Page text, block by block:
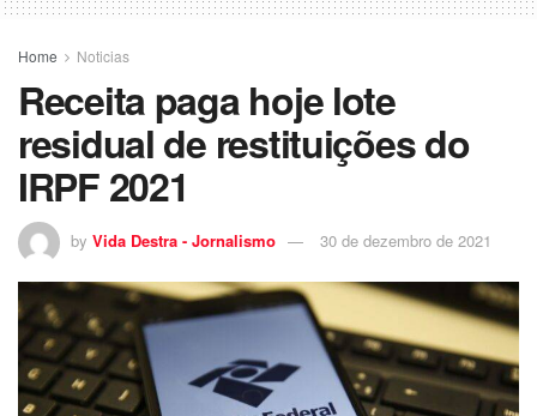
Home Noticias
Receita paga hoje lote
residual de restituições do
IRPF 2021
by Vida Destra - Jornalismo 30 de dezembro de 2021